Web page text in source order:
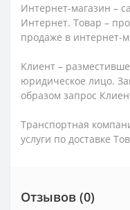
Интернет-магазин –
Интернет. Товар –
продаже в интернет-
Клиент –
юридическое лицо.
образом запрос
Транспортная
услуги по доставке
Отзывов (0)